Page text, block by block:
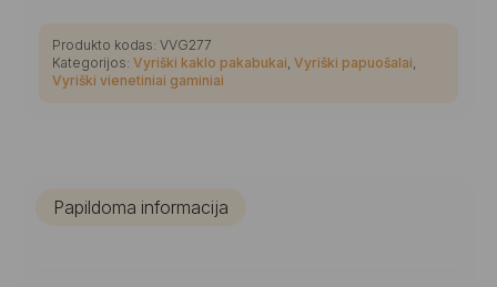
Produkto kodas: VVG277
Kategorijos: Vyriški kaklo pakabukai Vyriški papuošalai
Vyriški vienetiniai gaminiai
Papildoma informacija